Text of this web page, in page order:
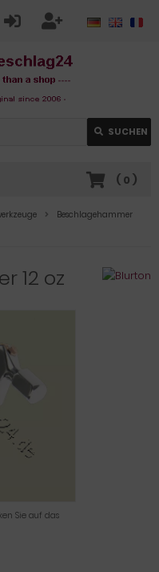
SUCHEN
( 0 )
Beschlagehammer
12 oz
Sie auf das